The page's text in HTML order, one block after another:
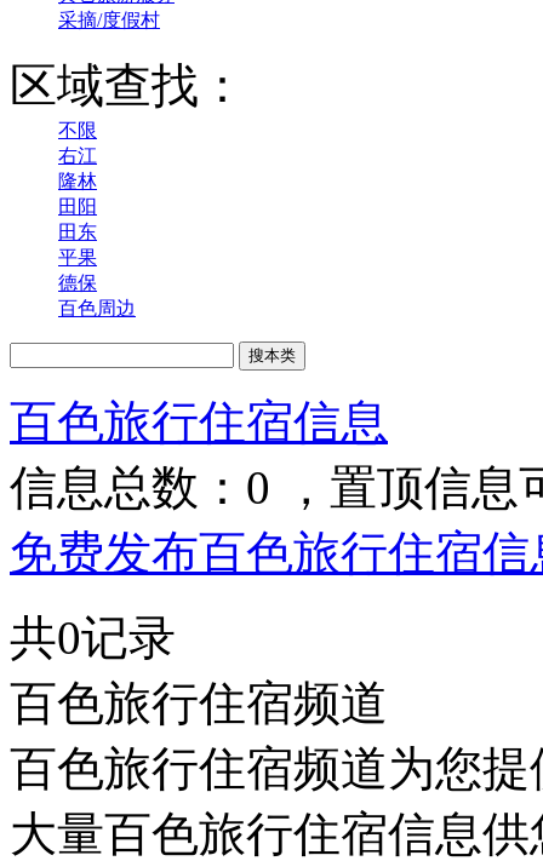
采摘/度假村
区域查找：
不限
右江
隆林
田阳
田东
平果
德保
百色周边
百色旅行住宿信息
信息总数： 0 ，置顶信息
免费发布百色旅行住宿信
共0记录
百色旅行住宿频道
百色旅行住宿频道为您
大量百色旅行住宿信息